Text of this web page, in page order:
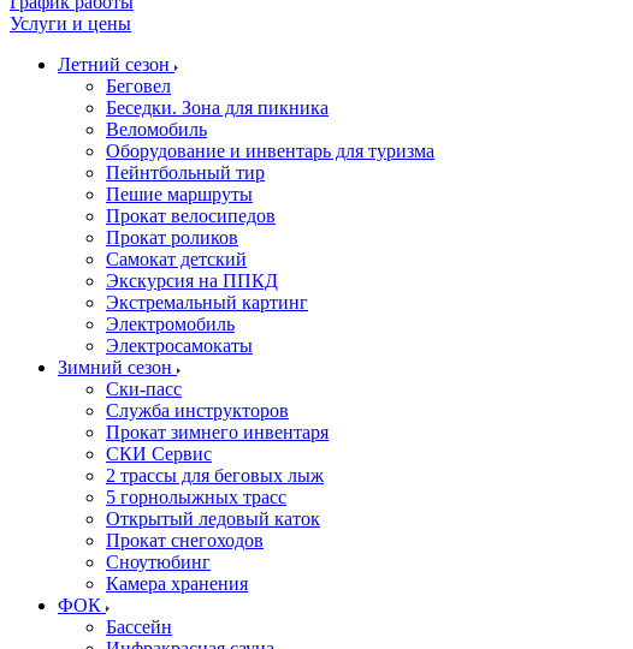
Услуги и цены
Летний сезон
Беговел
Беседки. Зона для пикника
Веломобиль
Оборудование и инвентарь для туризма
Пейнтбольный тир
Пешие маршруты
Прокат велосипедов
Прокат роликов
Самокат детский
Экскурсия на ППКД
Экстремальный картинг
Электромобиль
Электросамокаты
Зимний сезон
Ски-пасс
Служба инструкторов
Прокат зимнего инвентаря
СКИ Сервис
2 трассы для беговых лыж
5 горнолыжных трасс
Открытый ледовый каток
Прокат снегоходов
Сноутюбинг
Камера хранения
ФОК
Бассейн